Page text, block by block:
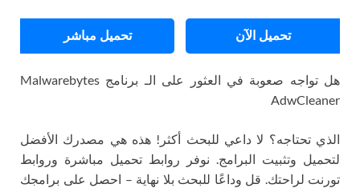
تحميل الآن تحميل مباشر
هل تواجه صعوبة في العثور على الـ برنامج Malwarebytes
AdwCleaner
الذي تحتاجه؟ لا داعي للبحث أكثر! هذه هي مصدرك الأفضل
لتحميل وتثبيت البرامج. نوفر روابط تحميل مباشرة وروابط
تورنت لراحتك. قل وداعًا للبحث بلا نهاية – احصل على برامجك